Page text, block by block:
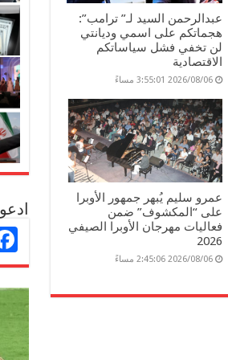
عبدالرحمن السيد لـ” ترامب”:
هجماتكم على اسمي وديانتي
لن تخفي فشل سياساتكم
الاقتصادية
2026/08/06 3:55:01 مساءً
عمرو سليم يُبهر جمهور الأوبرا
على “المكشوف” ضمن
فعاليات مهرجان الأوبرا الصيفي
2026
2026/08/06 2:45:06 مساءً